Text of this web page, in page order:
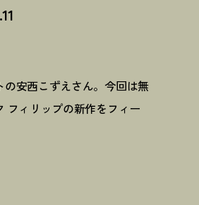
の安西こずえさん。今回は無
フィリップの新作をフィー